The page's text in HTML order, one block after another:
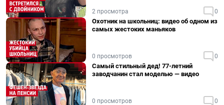
2 просмотра 0
Охотник на школьниц: видео об одном из
самых жестоких маньяков
0 просмотров 0
Самый стильный дед! 77-летний
заводчанин стал моделью — видео
0 просмотров 0